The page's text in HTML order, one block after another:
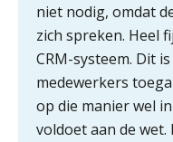
niet nodig, omdat
zich spreken. Heel
CRM-systeem. Dit
medewerkers
op die manier wel
voldoet aan de